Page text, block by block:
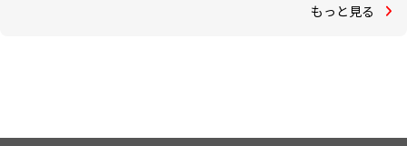
もっと見る